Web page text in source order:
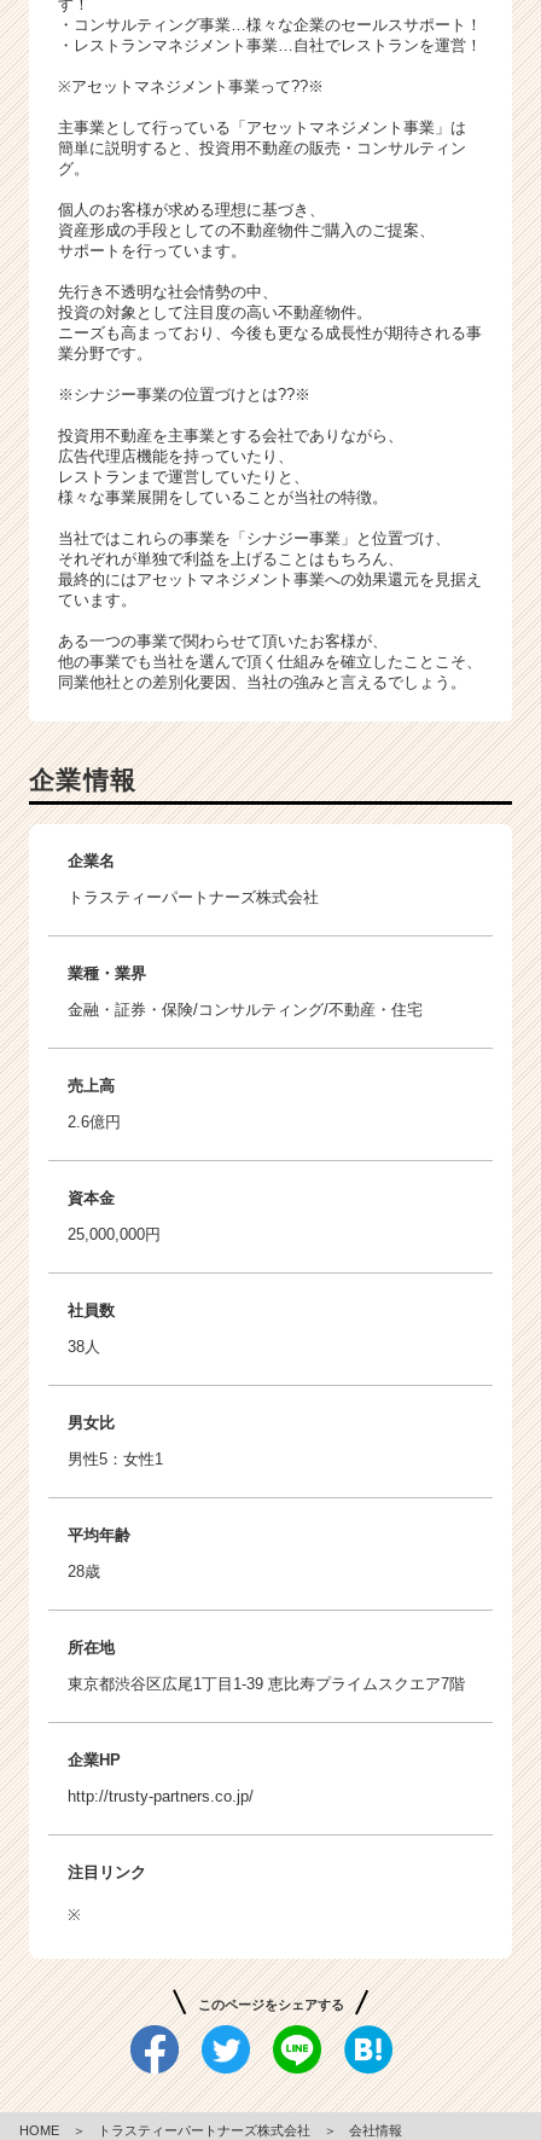
す！
・コンサルティング事業…様々な企業のセールスサポート！
・レストランマネジメント事業…自社でレストランを運営！
※アセットマネジメント事業って??※
主事業として行っている「アセットマネジメント事業」は
簡単に説明すると、投資用不動産の販売・コンサルティン
グ。
個人のお客様が求める理想に基づき、
資産形成の手段としての不動産物件ご購入のご提案、
サポートを行っています。
先行き不透明な社会情勢の中、
投資の対象として注目度の高い不動産物件。
ニーズも高まっており、今後も更なる成長性が期待される事
業分野です。
※シナジー事業の位置づけとは??※
投資用不動産を主事業とする会社でありながら、
広告代理店機能を持っていたり、
レストランまで運営していたりと、
様々な事業展開をしていることが当社の特徴。
当社ではこれらの事業を「シナジー事業」と位置づけ、
それぞれが単独で利益を上げることはもちろん、
最終的にはアセットマネジメント事業への効果還元を見据え
ています。
ある一つの事業で関わらせて頂いたお客様が、
他の事業でも当社を選んで頂く仕組みを確立したことこそ、
同業他社との差別化要因、当社の強みと言えるでしょう。
企業情報
企業名
トラスティーパートナーズ株式会社
業種・業界
金融・証券・保険/コンサルティング/不動産・住宅
売上高
2.6億円
資本金
25,000,000円
社員数
38人
男女比
男性5：女性1
平均年齢
28歳
所在地
東京都渋谷区広尾1丁目1-39 恵比寿プライムスクエア7階
企業HP
http://trusty-partners.co.jp/
注目リンク
※
このページをシェアする
HOME ＞ トラスティーパートナーズ株式会社 ＞ 会社情報